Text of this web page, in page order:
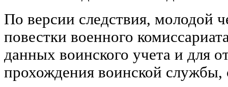
По версии следствия, молодой
повестки военного
данных воинского учета и для
прохождения воинской службы,